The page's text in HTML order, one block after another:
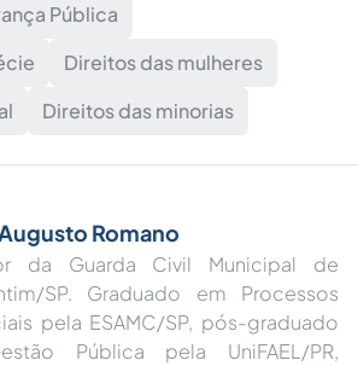
Pública
Direitos das mulheres
Direitos das minorias
Romano
da Guarda Civil Municipal de
SP. Graduado em Processos
pela ESAMC/SP, pós-graduado
Pública pela UniFAEL/PR,